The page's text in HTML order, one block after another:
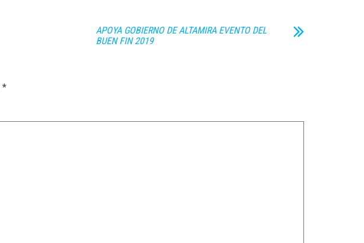
APOYA GOBIERNO DE ALTAMIRA EVENTO DEL
BUEN FIN 2019
*